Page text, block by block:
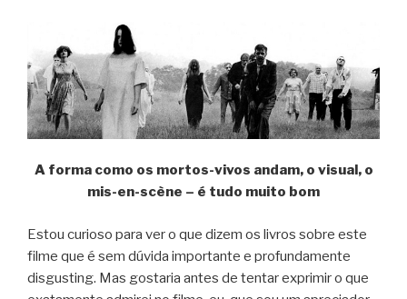
A forma como os mortos-vivos andam, o visual, o
mis-en-scène – é tudo muito bom
Estou curioso para ver o que dizem os livros sobre este
filme que é sem dúvida importante e profundamente
disgusting. Mas gostaria antes de tentar exprimir o que